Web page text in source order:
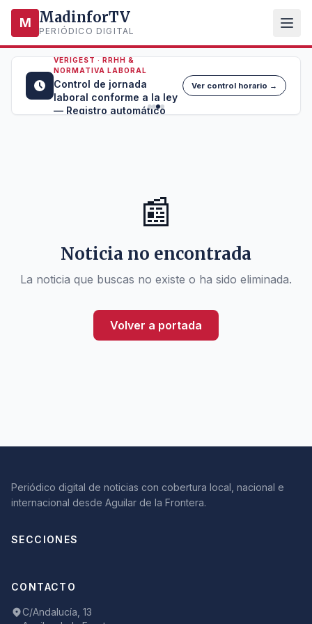
M MadinforTV
PERIÓDICO DIGITAL
VERIGEST · RRHH &
NORMATIVA LABORAL
Control de jornada
laboral conforme a la ley
— Registro automático
Ver control horario →
📰
Noticia no encontrada
La noticia que buscas no existe o ha sido eliminada.
Volver a portada
Periódico digital de noticias con cobertura local, nacional e
internacional desde Aguilar de la Frontera.
SECCIONES
CONTACTO
C/Andalucía, 13